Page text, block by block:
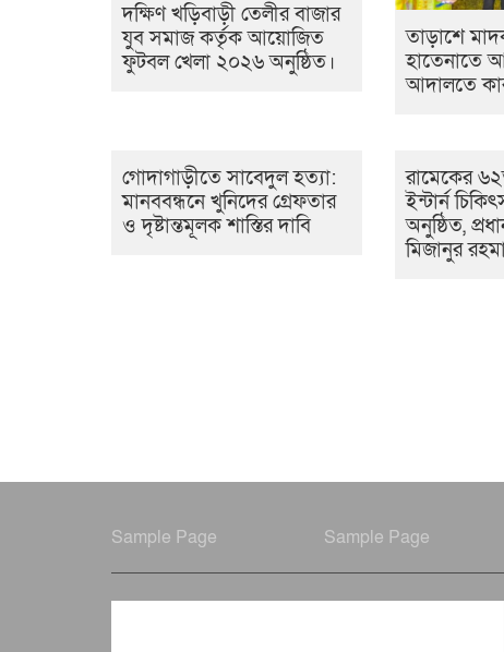
দক্ষিণ খড়িবাড়ী তেলীর বাজার
যুব সমাজ কর্তৃক আয়োজিত
ফুটবল খেলা ২০২৬ অনুষ্ঠিত।
তাড়াশে
হাতেনাতে
আদালতে
গোদাগাড়ীতে সাবেদুল হত্যা:
মানববন্ধনে খুনিদের গ্রেফতার
ও দৃষ্টান্তমূলক শাস্তির দাবি
রামেকের
ইন্টার্ন
অনুষ্ঠিত,
মিজানুর
Sample Page Sample Page